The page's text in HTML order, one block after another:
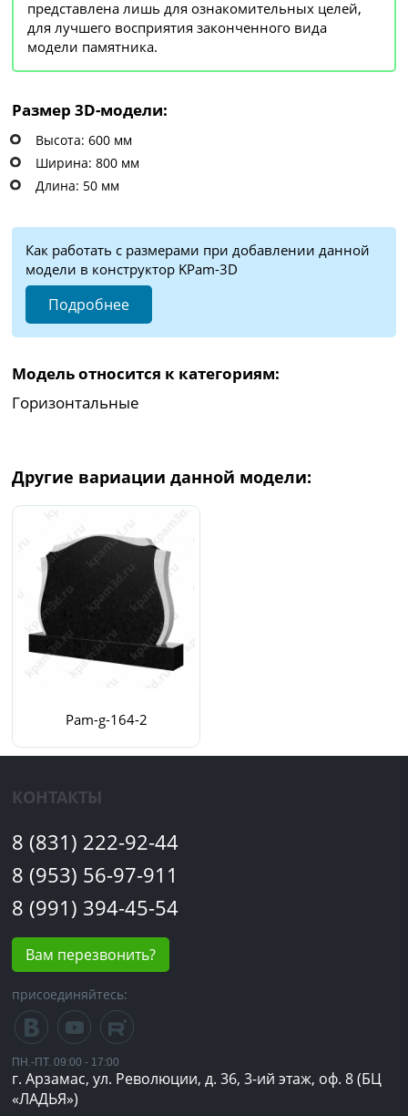
представлена лишь для ознакомительных целей,
для лучшего восприятия законченного вида
модели памятника.
Размер 3D-модели:
Высота: 600 мм
Ширина: 800 мм
Длина: 50 мм
Как работать с размерами при добавлении данной
модели в конструктор KPam-3D
Подробнее
Модель относится к категориям:
Горизонтальные
Другие вариации данной модели:
Pam-g-164-2
КОНТАКТЫ
8 (831) 222-92-44
8 (953) 56-97-911
8 (991) 394-45-54
Вам перезвонить?
присоединяйтесь:
ПН.-ПТ. 09:00 - 17:00
г. Арзамас, ул. Революции, д. 36, 3-ий этаж, оф. 8 (БЦ
«ЛАДЬЯ»)